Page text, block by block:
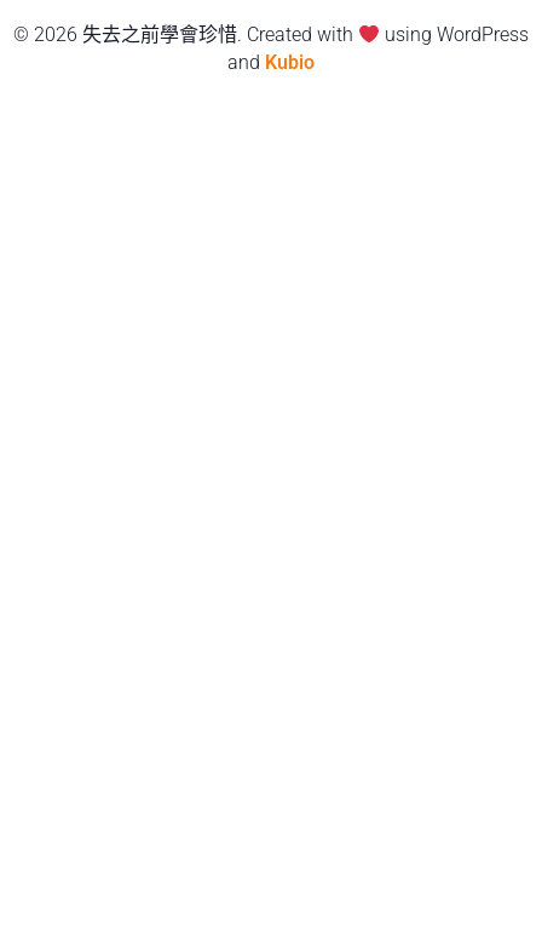
© 2026 失去之前學會珍惜. Created with
using WordPress
and Kubio